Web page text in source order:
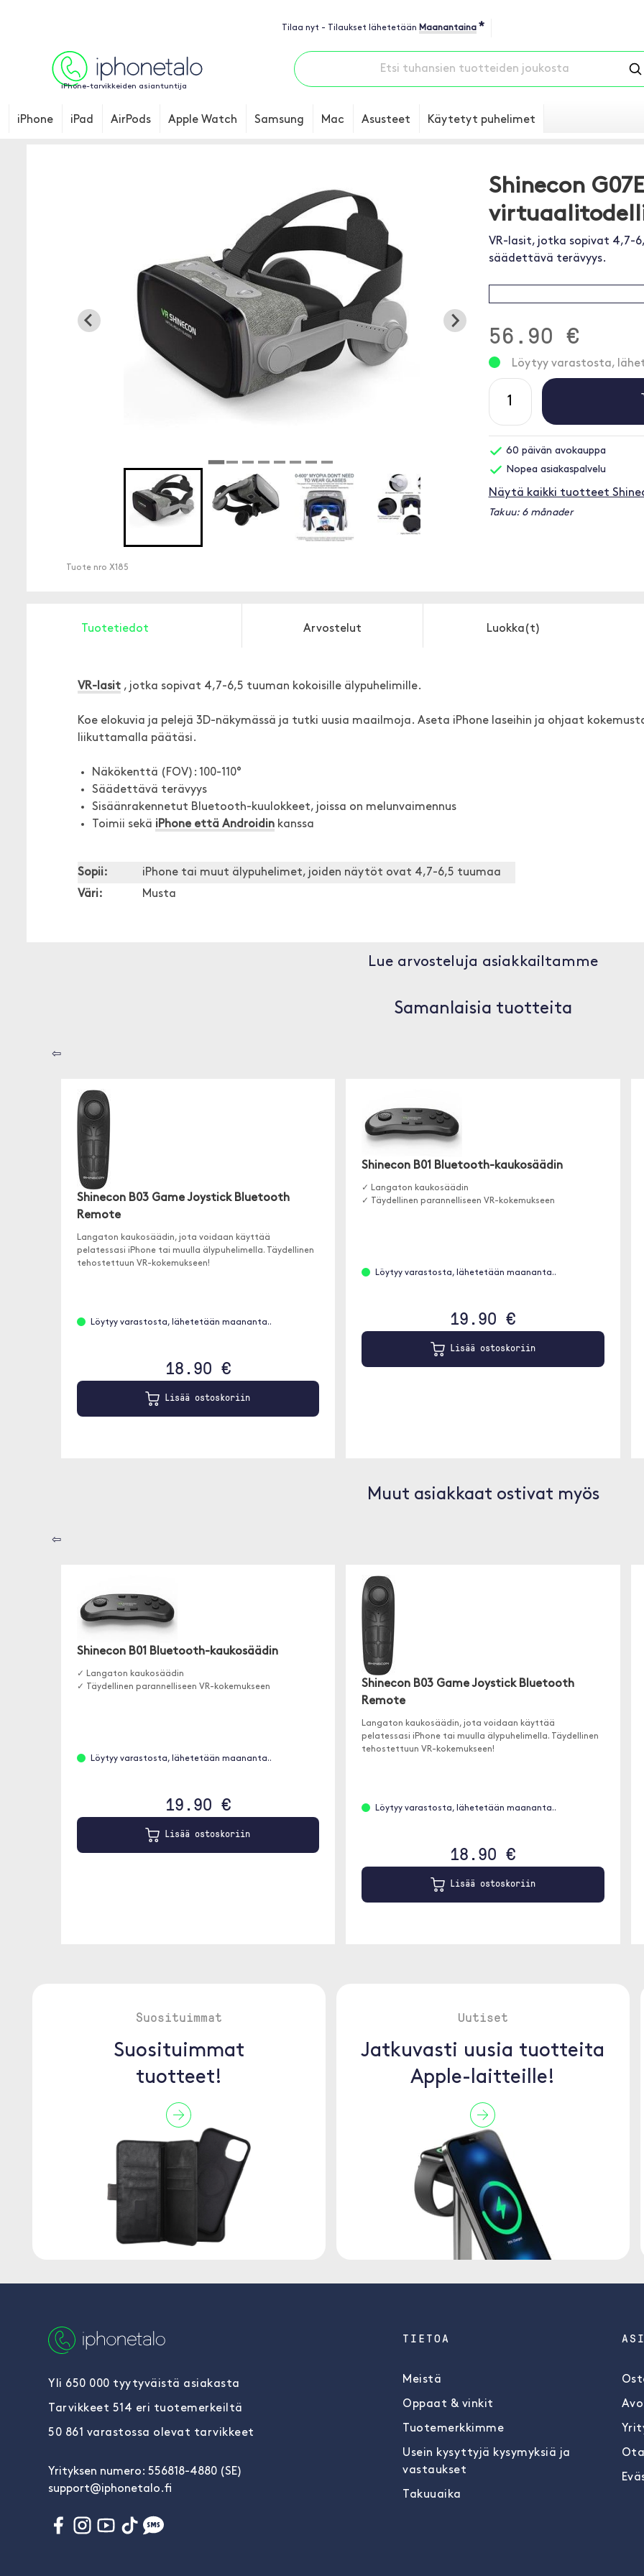
Tilaa nyt - Tilaukset lähetetään Maanantaina *
iPhone-tarvikkeiden asiantuntija
iPhone iPad AirPods Apple Watch Samsung Mac Asusteet Käytetyt puhelimet
Tuote nro X185
Shinecon G07E
VR-lasit, jotka sopivat 4,7-
säädettävä terävyys.
56.90 €
Löytyy varastosta,
60 päivän avokauppa
Nopea asiakaspalvelu
Näytä kaikki tuotteet
Takuu: 6 månader
Tuotetiedot Arvostelut Luokka(t)
VR-lasit , jotka sopivat 4,7-6,5 tuuman kokoisille älypuhelimille.
Koe elokuvia ja pelejä 3D-näkymässä ja tutki uusia maailmoja. Aseta iPhone laseihin ja ohjaat
liikuttamalla päätäsi.
Näkökenttä (FOV): 100-110°
Säädettävä terävyys
Sisäänrakennetut Bluetooth-kuulokkeet, joissa on melunvaimennus
Toimii sekä iPhone että Androidin kanssa
Sopii:
iPhone tai muut älypuhelimet, joiden näytöt ovat 4,7-6,5 tuumaa
Väri:
Musta
Lue arvosteluja asiakkailtamme
Samanlaisia tuotteita
⇦
Shinecon B03 Game Joystick Bluetooth
Remote
Langaton kaukosäädin, jota voidaan käyttää
pelatessasi iPhone tai muulla älypuhelimella. Täydellinen
tehostettuun VR-kokemukseen!
Löytyy varastosta, lähetetään maananta..
18.90 €
Lisää ostoskoriin
Shinecon B01 Bluetooth-kaukosäädin
✓ Langaton kaukosäädin
✓ Täydellinen parannelliseen VR-kokemukseen
Löytyy varastosta, lähetetään maananta..
19.90 €
Lisää ostoskoriin
Muut asiakkaat ostivat myös
⇦
Shinecon B01 Bluetooth-kaukosäädin
✓ Langaton kaukosäädin
✓ Täydellinen parannelliseen VR-kokemukseen
Löytyy varastosta, lähetetään maananta..
19.90 €
Lisää ostoskoriin
Shinecon B03 Game Joystick Bluetooth
Remote
Langaton kaukosäädin, jota voidaan käyttää
pelatessasi iPhone tai muulla älypuhelimella. Täydellinen
tehostettuun VR-kokemukseen!
Löytyy varastosta, lähetetään maananta..
18.90 €
Lisää ostoskoriin
Suosituimmat
Suosituimmat
tuotteet!
Uutiset
Jatkuvasti uusia tuotteita
Apple-laitteille!
Yli 650 000 tyytyväistä asiakasta
Tarvikkeet 514 eri tuotemerkeiltä
50 861 varastossa olevat tarvikkeet
Yrityksen numero: 556818-4880 (SE)
support@iphonetalo.fi
TIETOA
Meistä
Oppaat & vinkit
Tuotemerkkimme
Usein kysyttyjä kysymyksiä ja
vastaukset
Takuuaika